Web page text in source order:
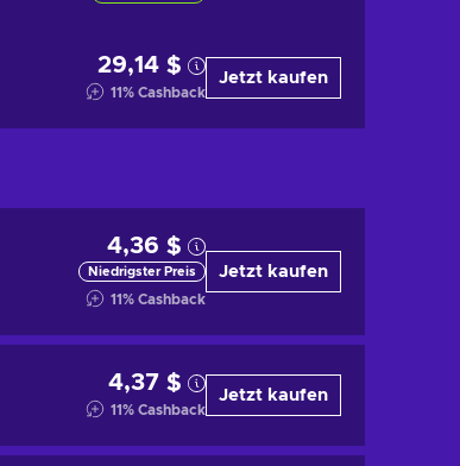
29,14 $
11% Cashback
Jetzt kaufen
4,36 $
Niedrigster Preis
11% Cashback
Jetzt kaufen
4,37 $
11% Cashback
Jetzt kaufen